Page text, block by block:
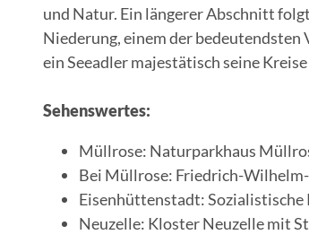
und Natur. Ein längerer Abschnitt
Niederung, einem der bedeutendsten
ein Seeadler majestätisch seine
Sehenswertes:
Müllrose: Naturparkhaus
Bei Müllrose: Friedrich-
Eisenhüttenstadt:
Neuzelle: Kloster Neuzelle mit